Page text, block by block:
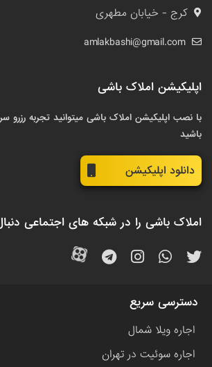
کرج - خیابان مطهری
amlakbashi@gmail.com
اپلیکیشن املاک باشی
با نصب اپلیکیشن املاک باشی میتوانید تجربه رزرو
باشید
دانلود اپلیکیشن
املاک باشی را در شبکه های اجتماعی
دسترسی سریع
اجاره ویلا شمال
اجاره سوئیت در تهران